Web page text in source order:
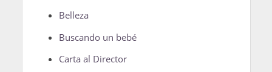
Belleza
Buscando un bebé
Carta al Director